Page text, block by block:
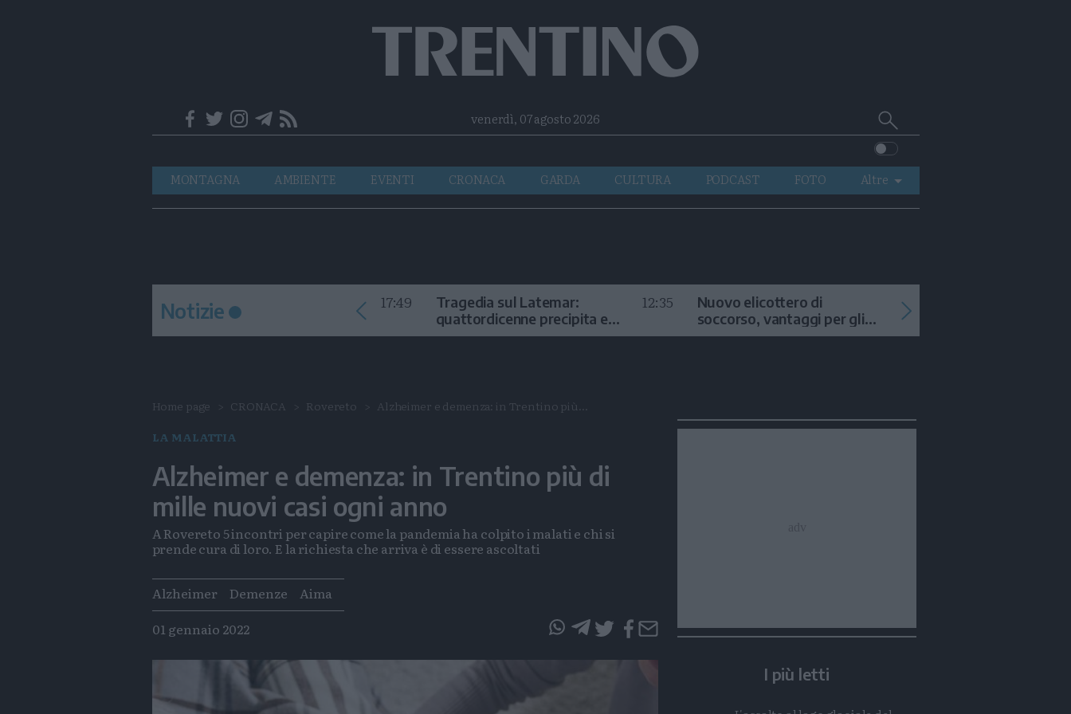
Telegram
RSSvenerdì, 07 agosto 2026 Cerca
su
Trentino
Navigazione
principale
MONTAGNA AMBIENTE EVENTI CRONACA GARDA CULTURA PODCAST FOTO
Altre
VIDEO
Notizie 17:49
Tragedia sul Latemar:
quattordicenne precipita e
muore
12:35
Nuovo elicottero di
soccorso, vantaggi per gli
interventi in alta quota
Home page CRONACA Rovereto Alzheimer e demenza: in Trentino più...
LA MALATTIA
Alzheimer e demenza: in Trentino più di
mille nuovi casi ogni anno
A Rovereto 5 incontri per capire come la pandemia ha colpito i malati e chi si
prende cura di loro. E la richiesta che arriva è di essere ascoltati
Tags
Alzheimer Demenze
Aima
01 gennaio 2022
Condividi
su
Condividi
TwitterCondividi
Mail
I più letti